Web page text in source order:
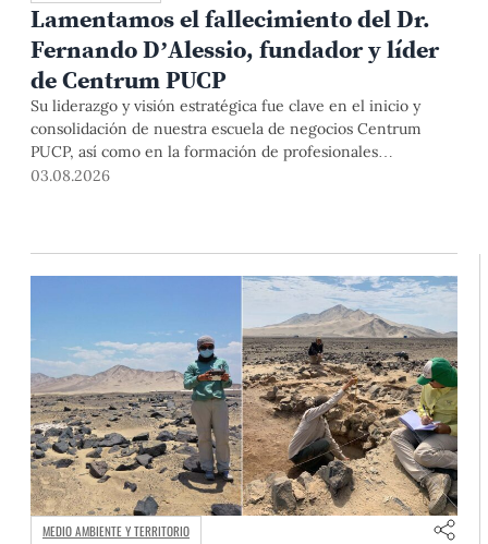
Lamentamos el fallecimiento del Dr.
Fernando D’Alessio, fundador y líder
de Centrum PUCP
Su liderazgo y visión estratégica fue clave en el inicio y
consolidación de nuestra escuela de negocios Centrum
PUCP, así como en la formación de profesionales
empresariales comprometidos con el país. Por todo ello,
03.08.2026
MEDIO AMBIENTE Y TERRITORIO